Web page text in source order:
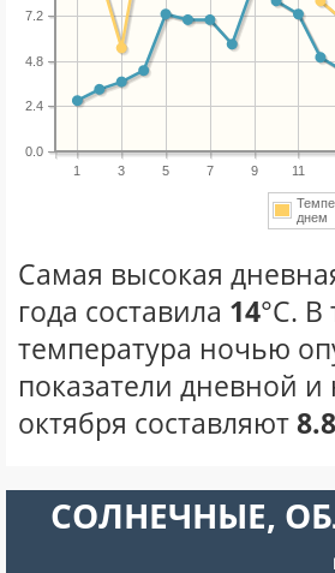
1 3 5 7 9 11
0.0
2.4
4.8
7.2
днем
Самая высокая
года составила 14°С. В
температура ночью
показатели дневной
октября составляют8.8
CОЛНЕЧНЫЕ,